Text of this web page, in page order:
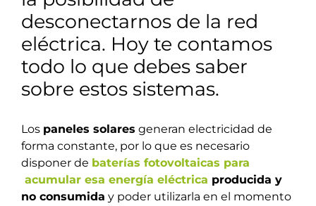
desconectarnos de la red
eléctrica. Hoy te contamos
todo lo que debes saber
sobre estos sistemas.
Los paneles solares generan electricidad de
forma constante, por lo que es necesario
disponer de baterías fotovoltaicas para
acumular esa energía eléctrica producida y
no consumida y poder utilizarla en el momento